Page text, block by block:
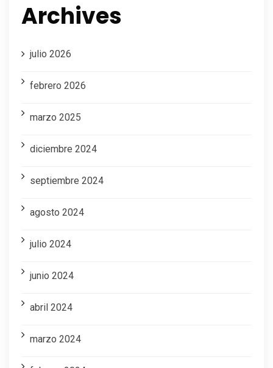
Archives
julio 2026
febrero 2026
marzo 2025
diciembre 2024
septiembre 2024
agosto 2024
julio 2024
junio 2024
abril 2024
marzo 2024